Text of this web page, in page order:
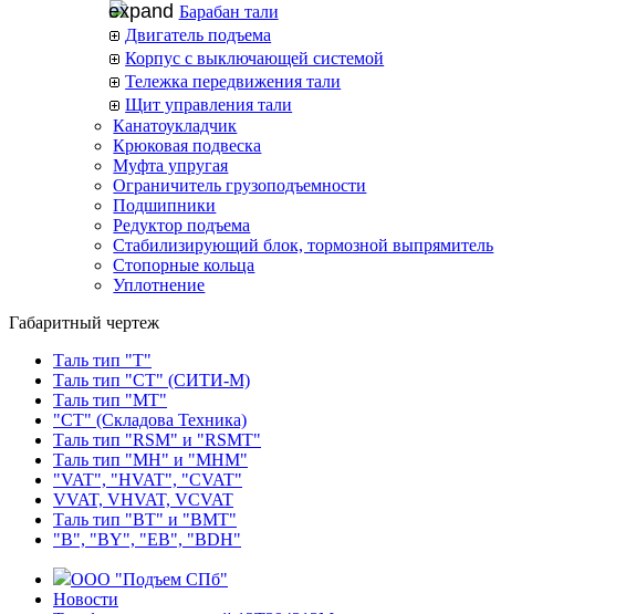
Барабан тали
Двигатель подъема
Корпус с выключающей системой
Тележка передвижения тали
Щит управления тали
Канатоукладчик
Крюковая подвеска
Муфта упругая
Ограничитель грузоподъемности
Подшипники
Редуктор подъема
Стабилизирующий блок, тормозной выпрямитель
Стопорные кольца
Уплотнение
Габаритный чертеж
Таль тип "Т"
Таль тип "СТ" (СИТИ-М)
Таль тип "МТ"
"СТ" (Складова Техника)
Таль тип "RSМ" и "RSMT"
Таль тип "MH" и "МНМ"
"VAT", "HVAT", "CVAT"
VVAT, VHVAT, VCVAT
Таль тип "BT" и "BMT"
"В", "BY", "EВ", "BDH"
ООО "Подъем СПб"
Новости